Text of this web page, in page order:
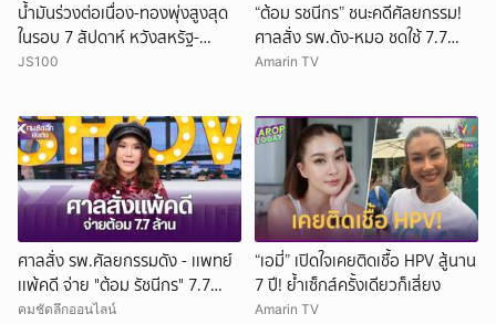
น้ำมันร่วงต่อเนื่อง-ทองพุ่งสูงสุด
ในรอบ 7 สัปดาห์ หวังสหรัฐ-
อิหร่านยุติสงคราม
JS100
“ต้อม รชนีกร” ชนะคดีศัลยกรรม!
ศาลสั่ง รพ.ดัง-หมอ ชดใช้ 7.7
ล้าน
Amarin TV
ศาลสั่ง รพ.ศัลยกรรมดัง - เเพทย์
เเพ้คดี จ่าย "ต้อม รัชนีกร" 7.7
ล้าน
คมชัดลึกออนไลน์
“เอมี่” เปิดใจเคยติดเชื้อ HPV สู้นาน
7 ปี! ย้ำเซ็กส์ครั้งเดียวก็เสี่ยง
Amarin TV